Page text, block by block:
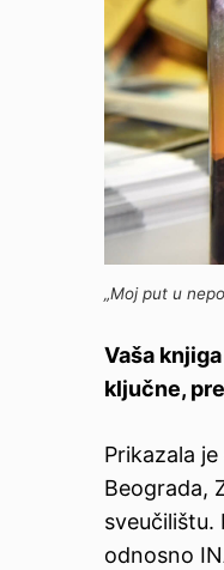
„Moj put u
Vaša
ključne,
Prikazala
Beograda,
sveučilištu.
odnosno